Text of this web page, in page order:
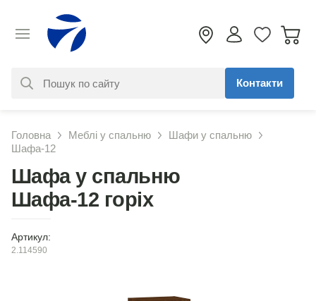
знайдено. Уточніть свій запит
Контакти
Головна Меблі у спальню
Шафи у спальню
Шафа-12
Шафа у спальню
Шафа-12 горіх
Артикул:
2.114590